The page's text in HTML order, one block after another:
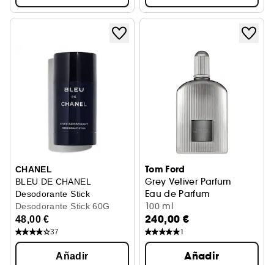
CHANEL
BLEU DE CHANEL
Desodorante Stick
Desodorante Stick 60G
48,00 €
37
Añadir
Tom Ford
Grey Vetiver Parfum
Eau de Parfum
100 ml
240,00 €
1
Añadir